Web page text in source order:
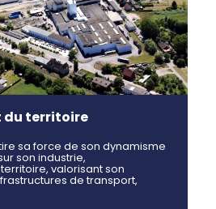
du territoire
sa force de son dynamisme
son industrie,
valorisant son
de transport,